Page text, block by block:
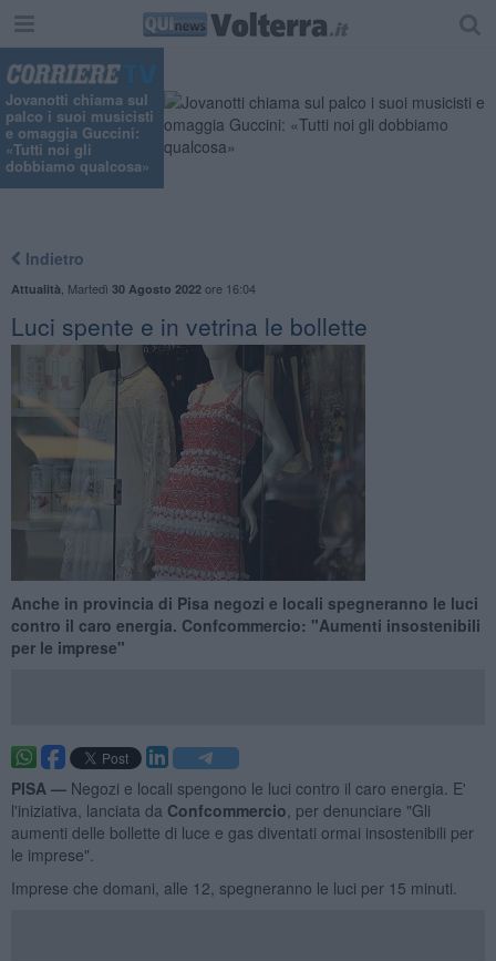
Jovanotti chiama sul
palco i suoi musicisti
e omaggia Guccini:
«Tutti noi gli
dobbiamo qualcosa»
Indietro
Attualità Martedì 30 Agosto 2022ore 16:04
​Luci spente e in vetrina le bollette
Anche in provincia di Pisa negozi e locali spegneranno le luci
contro il caro energia. Confcommercio: "Aumenti insostenibili
per le imprese"
PISA — Negozi e locali spengono le luci contro il caro energia. E'
l'iniziativa, lanciata da Confcommercio , per denunciare "Gli
aumenti delle bollette di luce e gas diventati ormai insostenibili per
le imprese".
Imprese che domani, alle 12, spegneranno le luci per 15 minuti.